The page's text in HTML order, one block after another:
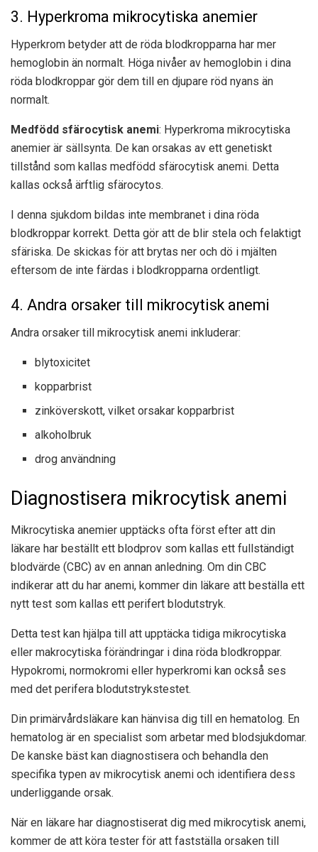
3. Hyperkroma mikrocytiska anemier
Hyperkrom betyder att de röda blodkropparna har mer
hemoglobin än normalt. Höga nivåer av hemoglobin i dina
röda blodkroppar gör dem till en djupare röd nyans än
normalt.
Medfödd sfärocytisk anemi: Hyperkroma mikrocytiska
anemier är sällsynta. De kan orsakas av ett genetiskt
tillstånd som kallas medfödd sfärocytisk anemi. Detta
kallas också ärftlig sfärocytos.
I denna sjukdom bildas inte membranet i dina röda
blodkroppar korrekt. Detta gör att de blir stela och felaktigt
sfäriska. De skickas för att brytas ner och dö i mjälten
eftersom de inte färdas i blodkropparna ordentligt.
4. Andra orsaker till mikrocytisk anemi
Andra orsaker till mikrocytisk anemi inkluderar:
blytoxicitet
kopparbrist
zinköverskott, vilket orsakar kopparbrist
alkoholbruk
drog användning
Diagnostisera mikrocytisk anemi
Mikrocytiska anemier upptäcks ofta först efter att din
läkare har beställt ett blodprov som kallas ett fullständigt
blodvärde (CBC) av en annan anledning. Om din CBC
indikerar att du har anemi, kommer din läkare att beställa ett
nytt test som kallas ett perifert blodutstryk.
Detta test kan hjälpa till att upptäcka tidiga mikrocytiska
eller makrocytiska förändringar i dina röda blodkroppar.
Hypokromi, normokromi eller hyperkromi kan också ses
med det perifera blodutstrykstestet.
Din primärvårdsläkare kan hänvisa dig till en hematolog. En
hematolog är en specialist som arbetar med blodsjukdomar.
De kanske bäst kan diagnostisera och behandla den
specifika typen av mikrocytisk anemi och identifiera dess
underliggande orsak.
När en läkare har diagnostiserat dig med mikrocytisk anemi,
kommer de att köra tester för att fastställa orsaken till